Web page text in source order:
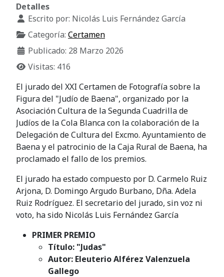
Detalles
Escrito por: Nicolás Luis Fernández García
Categoría: Certamen
Publicado: 28 Marzo 2026
Visitas: 416
El jurado del XXI Certamen de Fotografía sobre la
Figura del "Judío de Baena", organizado por la
Asociación Cultura de la Segunda Cuadrilla de
Judíos de la Cola Blanca con la colaboración de la
Delegación de Cultura del Excmo. Ayuntamiento de
Baena y el patrocinio de la Caja Rural de Baena, ha
proclamado el fallo de los premios.
El jurado ha estado compuesto por D. Carmelo Ruiz
Arjona, D. Domingo Argudo Burbano, Dña. Adela
Ruiz Rodríguez. El secretario del jurado, sin voz ni
voto, ha sido Nicolás Luis Fernández García
PRIMER PREMIO
Título: "Judas"
Autor: Eleuterio Alférez Valenzuela
Gallego